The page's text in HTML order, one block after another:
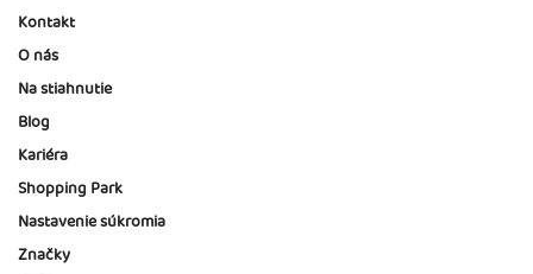
Kontakt
O nás
Na stiahnutie
Blog
Kariéra
Shopping Park
Nastavenie súkromia
Značky